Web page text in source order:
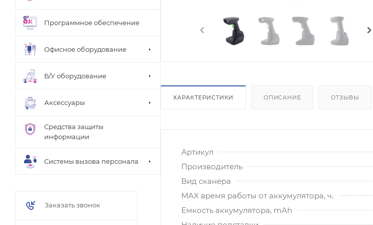
ХАРАКТЕРИСТИКИ ОПИСАНИЕ ОТЗЫВЫ
Артикул
Производитель
Вид сканера
MAX время работы от аккумулятора, ч.
Емкость аккумулятора, mAh
Программное обеспечение
Офисное оборудование
Б/У оборудование
Аксессуары
Средства защиты
информации
Системы вызова персонала
Заказать звонок